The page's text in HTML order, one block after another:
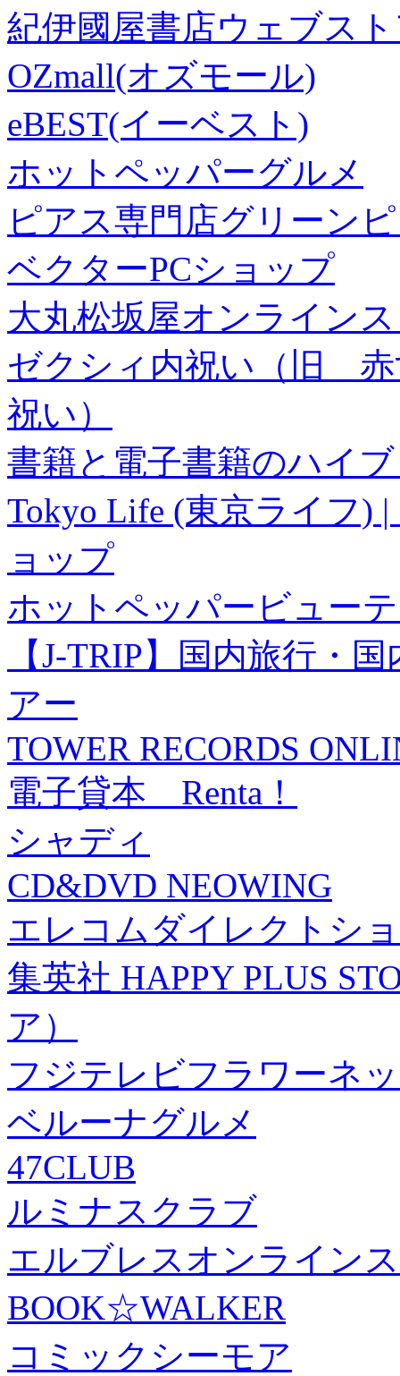
紀伊國屋書店ウェブス
OZmall(オズモール)
eBEST(イーベスト)
ホットペッパーグルメ
ピアス専門店グリーン
ベクターPCショップ
大丸松坂屋オンライン
ゼクシィ内祝い（旧 赤
祝い）
書籍と電子書籍のハイ
Tokyo Life (東京ライフ)
ョップ
ホットペッパービュー
【J-TRIP】国内旅行・
アー
TOWER RECORDS
電子貸本 Renta！
シャディ
CD&DVD NEOWING
エレコムダイレクトシ
集英社 HAPPY PLUS
ア）
フジテレビフラワーネ
ベルーナグルメ
47CLUB
ルミナスクラブ
エルブレスオンライン
BOOK☆WALKER
コミックシーモア